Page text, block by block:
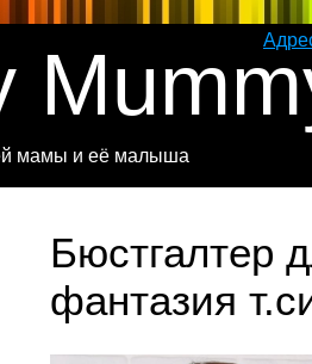
мамы и её малыша
Бюстгалтер
фантазия